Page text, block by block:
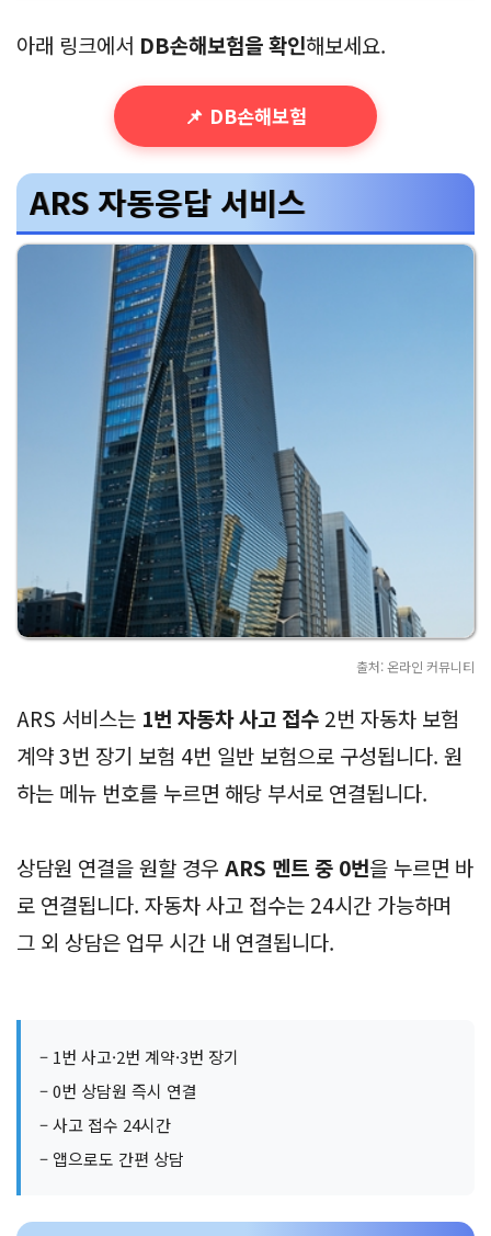
아래 링크에서 DB손해보험을 확인해보세요.
📌 DB손해보험
ARS 자동응답 서비스
출처: 온라인 커뮤니티
ARS 서비스는 1번 자동차 사고 접수 2번 자동차 보험
계약 3번 장기 보험 4번 일반 보험으로 구성됩니다. 원
하는 메뉴 번호를 누르면 해당 부서로 연결됩니다.
상담원 연결을 원할 경우 ARS 멘트 중 0번을 누르면 바
로 연결됩니다. 자동차 사고 접수는 24시간 가능하며
그 외 상담은 업무 시간 내 연결됩니다.
– 1번 사고·2번 계약·3번 장기
– 0번 상담원 즉시 연결
– 사고 접수 24시간
– 앱으로도 간편 상담